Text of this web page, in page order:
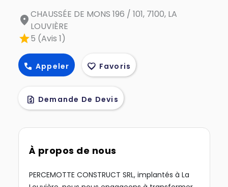
location_onCHAUSSÉE DE MONS 196 / 101, 7100, LA
LOUVIÈRE
star5 (Avis 1)
call Appeler favorite Favoris
request_quote Demande De Devis
À propos de nous
PERCEMOTTE CONSTRUCT SRL, implantés à La